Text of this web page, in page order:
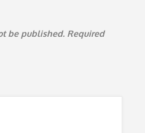
be published. Required